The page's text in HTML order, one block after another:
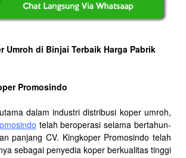
Umroh di Binjai Terbaik Harga Pabrik
Promosindo
dalam industri distribusi koper umroh,
telah beroperasi selama bertahun-
panjang CV. Kingkoper Promosindo telah
sebagai penyedia koper berkualitas tinggi